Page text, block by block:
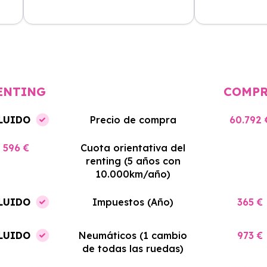
Precio de compra 60.792
596 €
Cuota orientativa del
renting (5 años con
10.000km/año)
Impuestos (Año) 365 €
Neumáticos (1 cambio
de todas las ruedas)
973 €